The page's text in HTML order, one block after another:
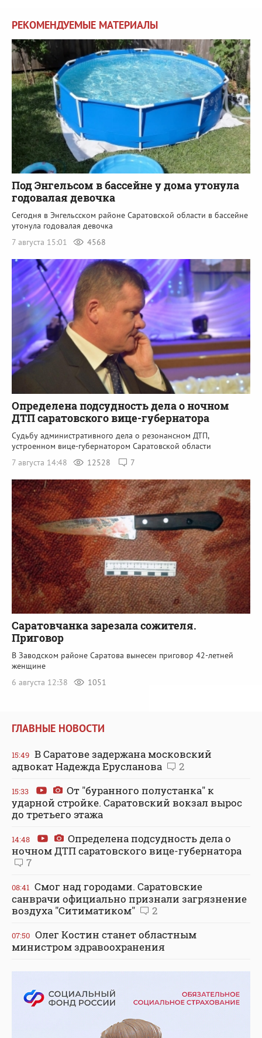
РЕКОМЕНДУЕМЫЕ МАТЕРИАЛЫ
Под Энгельсом в бассейне у дома утонула
годовалая девочка
Сегодня в Энгельсском районе Саратовской области в бассейне
утонула годовалая девочка
7 августа 15:01
4568
Определена подсудность дела о ночном
ДТП саратовского вице-губернатора
Судьбу административного дела о резонансном ДТП,
устроенном вице-губернатором Саратовской области
7 августа 14:48
12528 7
Саратовчанка зарезала сожителя.
Приговор
В Заводском районе Саратова вынесен приговор 42-летней
женщине
6 августа 12:38
1051
ГЛАВНЫЕ НОВОСТИ
15:49 В Саратове задержана московский
адвокат Надежда Ерусланова
2
15:33
От "буранного полустанка" к
ударной стройке. Саратовский вокзал вырос
до третьего этажа
14:48
Определена подсудность дела о
ночном ДТП саратовского вице-губернатора
7
08:41 Смог над городами. Саратовские
санврачи официально признали загрязнение
воздуха "Ситиматиком"
2
07:50 Олег Костин станет областным
министром здравоохранения